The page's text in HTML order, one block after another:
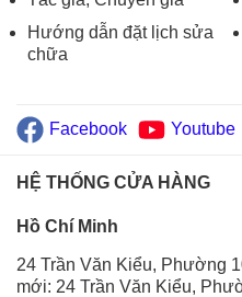
Hướng dẫn đặt lịch sửa
chữa
Facebook Youtube
HỆ THỐNG CỬA HÀNG
Hồ Chí Minh
24 Trần Văn Kiểu, Phường
mới: 24 Trần Văn Kiểu,